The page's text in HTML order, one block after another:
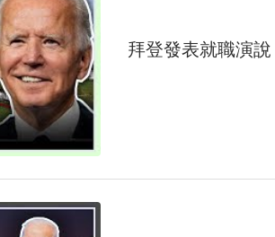
拜登發表就職演